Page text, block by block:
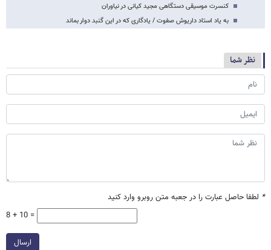
کنسرت موسیقی دستگاهی مجید کیانی در نیاوران
به یاد استاد داریوش صفوت / یادگاری که در این گنبد دوار بماند
نظر شما
* لطفا حاصل عبارت را در جعبه متن روبرو وارد کنید
8 + 10 =
ارسال